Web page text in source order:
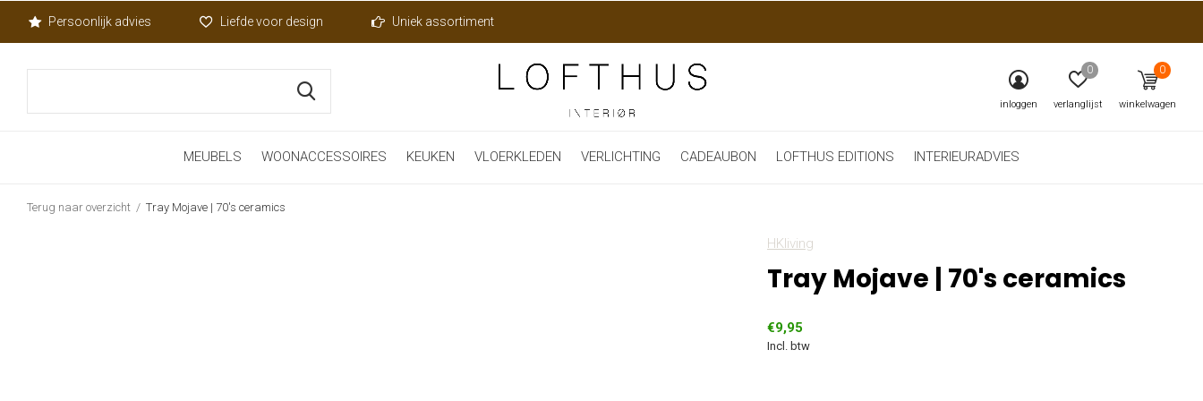
MEUBELS WOONACCESSOIRES KEUKEN VLOERKLEDEN VERLICHTING CADEAUBON LOFTHUS EDITIONS INTERIEURADVIES
inloggen verlanglijst
0
winkelwagen
0
Persoonlijk advies Liefde voor design Uniek assortiment
Terug naar overzicht Tray Mojave | 70's ceramics
HKliving
Tray Mojave | 70's ceramics
€9,95
Incl. btw